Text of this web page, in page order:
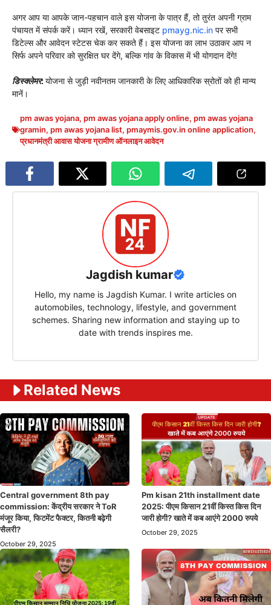
अगर आप या आपके जान-पहचान वाले इस योजना के पात्र हैं, तो तुरंत अपनी ग्राम
पंचायत में संपर्क करें। ध्यान रखें, सरकारी वेबसाइट pmayg.nic.in पर सभी
डिटेल्स और आवेदन स्टेटस चेक कर सकते हैं। इस योजना का लाभ उठाकर आप न
सिर्फ अपने परिवार को सुरक्षित घर देंगे, बल्कि गांव के विकास में भी योगदान देंगे!
डिस्क्लेमर:योजना से जुड़ी नवीनतम जानकारी के लिए आधिकारिक स्रोतों को ही मान्य
मानें।
pm awas yojana, pm awas yojana apply online, pm awas yojana
gramin, pm awas yojana list, pmaymis.gov.in online application,
प्रधानमंत्री आवास योजना ग्रामीण ऑनलाइन आवेदन
Jagdish kumar
Hello, my name is Jagdish Kumar. I write articles on
automobiles, technology, lifestyle, and government
schemes. Sharing new information and staying up to
date with trends inspires me.
Related News
Central government 8th pay
commission: केंद्रीय सरकार ने ToR
मंजूर किया, फिटमेंट फैक्टर, कितनी बढ़ेगी
सैलरी?
October 29, 2025
Pm kisan 21th installment date
2025: पीएम किसान 21वीं किस्त किस दिन
जारी होगी? खाते में कब आएंगे 2000 रुपये
October 29, 2025